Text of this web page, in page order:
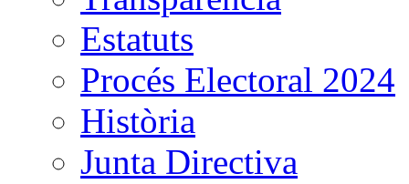
Estatuts
Procés Electoral 2024
Història
Junta Directiva